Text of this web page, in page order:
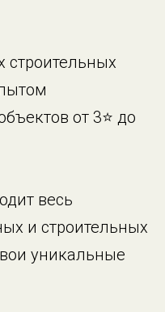
строительных
от 3⭐️ до
весь
и строительных
уникальные